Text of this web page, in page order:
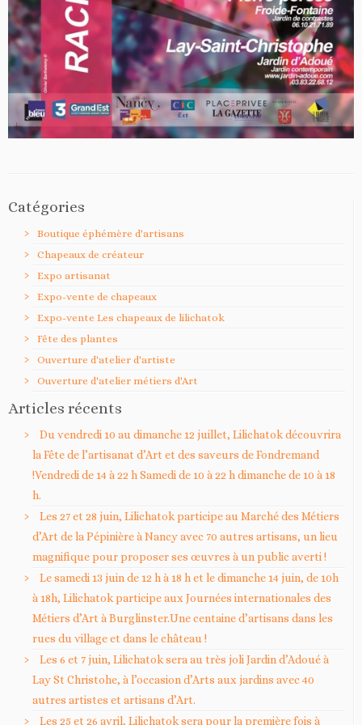
Catégories
Boutique éphémère d'artisans
Chapeaux de créateur
Expo artisanat
Expo-vente de chapeaux
Expo-vente Les chapeaux de lilichatok
Fête des plantes
Ouverture d'atelier d'artiste
Ouverture d'atelier métiers d'Art
Articles récents
Du vendredi 10 au dimanche 12 juillet, Lilichatok découvrira
la Fête de l’artisanat d’Art et des saveurs de Fondremand
!Vendredi de 14 à 22 h Samedi de 10 à 22 h dimanche de 10 à 18
h.
Les 27 et 28 juin, Lilichatok participe au Marché des Métiers
d’Art de la Pépinière à Nancy avec 70 autres artisans, un lieu
magnifique pour proposer ses œuvres à un public averti !
Le samedi 13 juin de 12 h à 18 h et le dimanche 14 juin, de 10h
à 18h, Lilichatok participe aux Journées internationales des
Métiers d’Art à Burglinster.Une centaine d’artisans dans les
rues du village et dans le château !
Les 6 et 7 juin, Lilichatok sera au très joli Jardin d’Adoué à
Lay St Christohe, à l’occasion d’Arts aux jardins avec 40
autres artistes et artisans d’Art.
Les 25 et 26 avril, Lilichatok sera pour la première fois à